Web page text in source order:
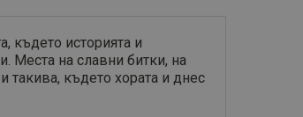
където историята и
Места на славни битки, на
такива, където хората и днес